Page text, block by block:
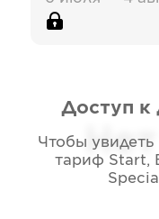
Доступ к
Чтобы
тариф Start,
Special